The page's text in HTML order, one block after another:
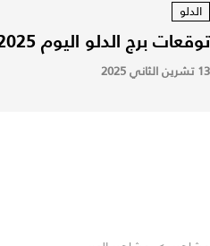
الدلو
توقعات برج الدلو اليوم 13/11/2025
13 تشرين الثاني 2025